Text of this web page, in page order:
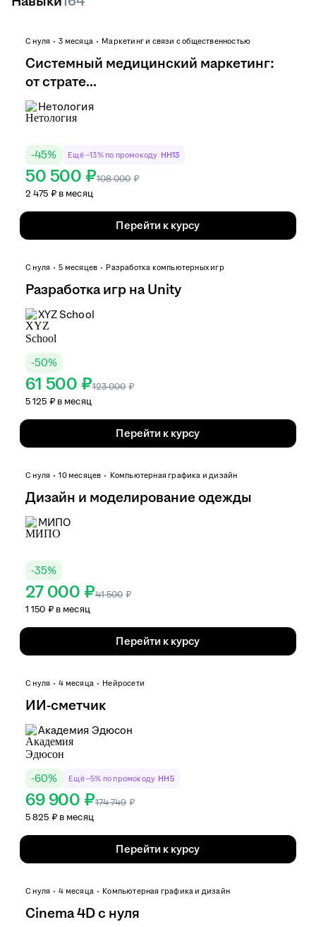
С нуля 3 месяца Маркетинг и связи с общественностью
Системный медицинский маркетинг:
от страте...
Нетология
-45% Ещё −13% по промокоду HH13
50 500 ₽108 000 ₽
2 475 ₽ в месяц
Перейти к курсу
С нуля 5 месяцев Разработка компьютерных игр
Разработка игр на Unity
XYZ School
-50%
61 500 ₽123 000 ₽
5 125 ₽ в месяц
Перейти к курсу
С нуля 10 месяцев Компьютерная графика и дизайн
Дизайн и моделирование одежды
МИПО
-35%
27 000 ₽41 500 ₽
1 150 ₽ в месяц
Перейти к курсу
С нуля 4 месяца Нейросети
ИИ-сметчик
Академия Эдюсон
-60% Ещё −5% по промокоду HH5
69 900 ₽174 749 ₽
5 825 ₽ в месяц
Перейти к курсу
С нуля 4 месяца Компьютерная графика и дизайн
Cinema 4D с нуля